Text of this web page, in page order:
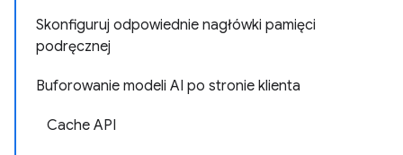
Skonfiguruj odpowiednie nagłówki pamięci
podręcznej
Buforowanie modeli AI po stronie klienta
Cache API